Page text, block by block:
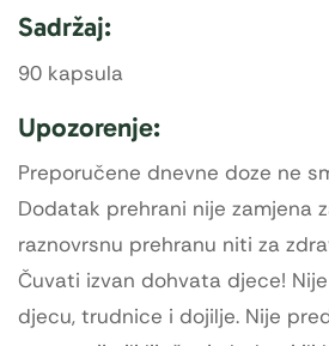
Sadržaj:
90 kapsula
Upozorenje:
Preporučene dnevne doze ne
Dodatak prehrani nije zamjena
raznovrsnu prehranu niti za
Čuvati izvan dohvata djece!
djecu, trudnice i dojilje. Nije